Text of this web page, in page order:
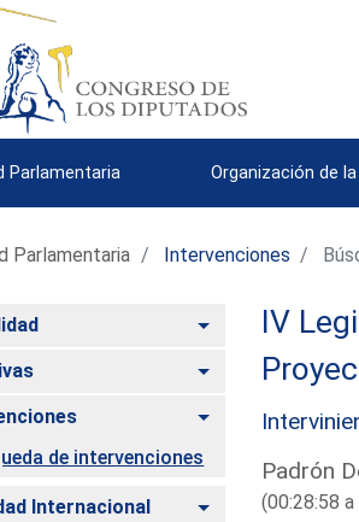
Parlamentaria Organización de
Parlamentaria Intervenciones
Alternar
Alternar
Alternar
de intervenciones
Internacional Alternar
IV
Padrón
(00:28:58